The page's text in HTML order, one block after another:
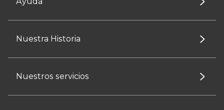
Nuestra Historia
Nuestros servicios